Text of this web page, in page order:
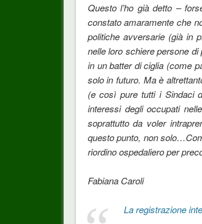
Questo l’ho già detto –
constato amaramente che
politiche avversarie (già in
nelle loro schiere persone
in un batter di ciglia (come
solo in futuro. Ma è
(e così pure tutti i Sindaci
interessi degli occupati
soprattutto da voler
questo punto, non
riordino ospedaliero per
Fabiana Caroli
La registrazione